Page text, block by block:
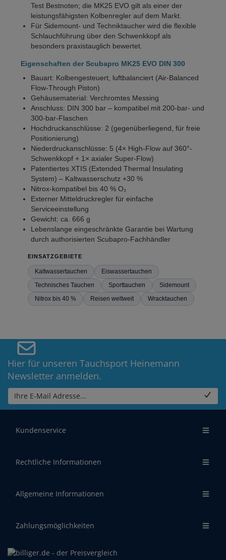
Test Bestnoten; die MK25 EVO gilt als einer der
leistungsfähigsten Kolbenregler auf dem Markt.
Für Sidemount- und Techniktaucher wird die flexible
Schlauchführung über den Schwenkkopf als
besonders praxistauglich bewertet.
Eigenschaften der Scubapro MK25 EVO DIN 300
Bauart: Kolbengesteuert, luftbalanciert (Air-Balanced
Flow-Through Piston)
Gehäusematerial: Verchromtes Messing
Anschluss: DIN 300 bar – kompatibel mit 200-bar- und
300-bar-Flaschen
Hochdruckanschlüsse: 2 (gegenüberliegend, für freie
Positionierung)
Niederdruckanschlüsse: 5 (4× High-Flow auf 360°-
Schwenkkopf + 1× axialer Super-Flow)
Patentiertes XTIS (Extended Thermal Insulating
System) – Kaltwasserschutz +30 %
Nitrox-kompatibel bis 40 % O₂
Externer Mitteldruckregler für einfache
Serviceeinstellung
Gewicht: ca. 666 g
Lebenslange eingeschränkte Garantie bei Wartung
durch authorisierten Scubapro-Fachhändler
EINSATZGEBIETE
Kaltwassertauchen
Eiswassertauchen
Technisches Tauchen
Sporttauchen
Sidemount
Nitrox bis 40 %
Reisen weltweit Wracktauchen
Hier für unseren Tauchsport Heinemann
Newsletter anmelden.
Ihre E-Mail Adresse...
Kundenservice
Rechtliche Informationen
Allgemeine Informationen
Zahlungsmöglichkeiten